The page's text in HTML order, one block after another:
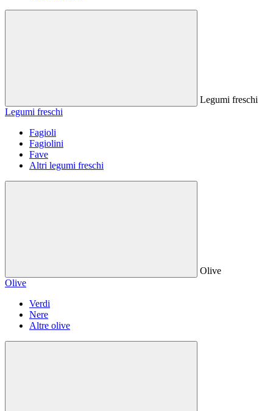
Legumi freschi
Legumi freschi
Fagioli
Fagiolini
Fave
Altri legumi freschi
Olive
Olive
Verdi
Nere
Altre olive